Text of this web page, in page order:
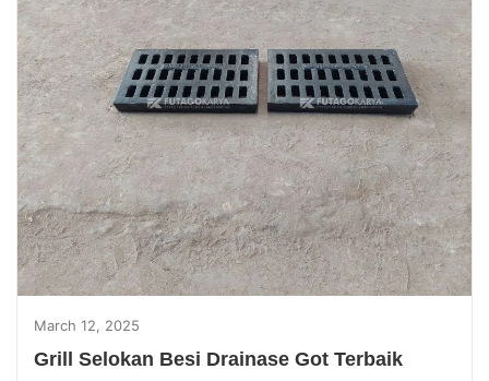
March 12, 2025
Grill Selokan Besi Drainase Got Terbaik